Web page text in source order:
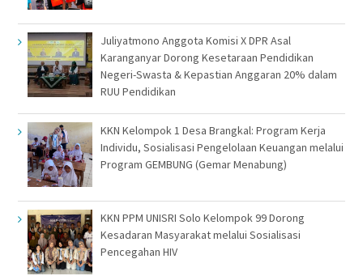
Juliyatmono Anggota Komisi X DPR Asal
Karanganyar Dorong Kesetaraan Pendidikan
Negeri-Swasta & Kepastian Anggaran 20% dalam
RUU Pendidikan
KKN Kelompok 1 Desa Brangkal: Program Kerja
Individu, Sosialisasi Pengelolaan Keuangan melalui
Program GEMBUNG (Gemar Menabung)
KKN PPM UNISRI Solo Kelompok 99 Dorong
Kesadaran Masyarakat melalui Sosialisasi
Pencegahan HIV